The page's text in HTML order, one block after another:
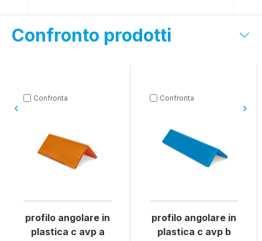
Confronto prodotti
Confronta
profilo angolare in
plastica c avp a
Confronta
profilo angolare in
plastica c avp b
‹ ›